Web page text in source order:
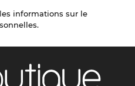
informations sur le